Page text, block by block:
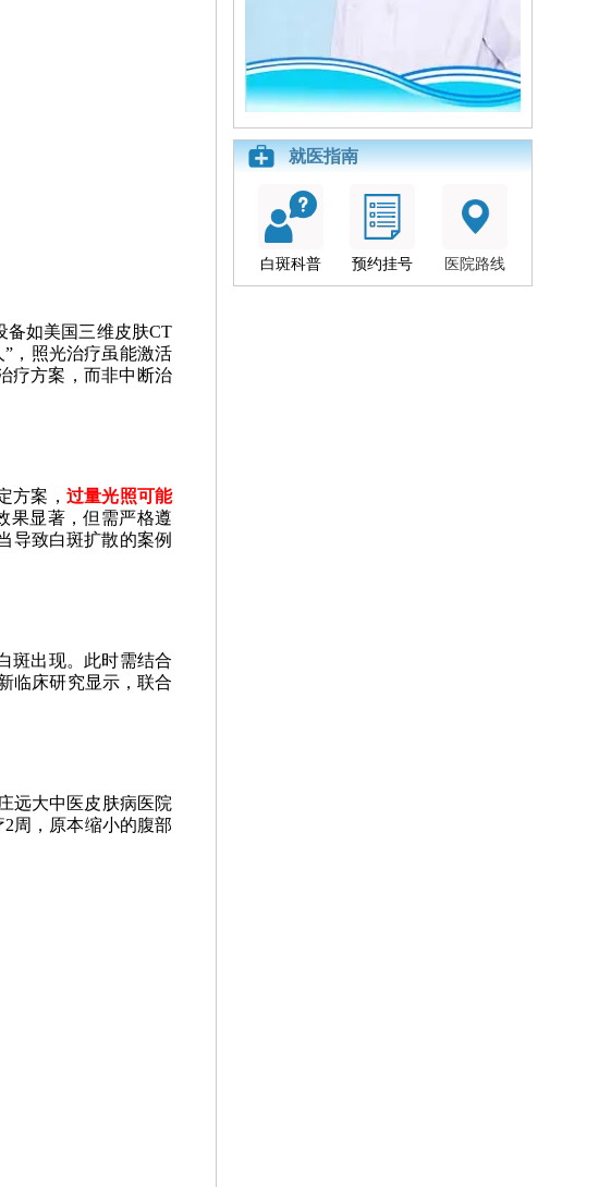
备如美国三维皮肤CT
，照光治疗虽能激活
疗方案，而非中断治
方案， 过量光照可能
果显著，但需严格遵
导致白斑扩散的案例
斑出现。此时需结合
临床研究显示，联合
远大中医皮肤病医院
周，原本缩小的腹部
就医指南
白斑科普 预约挂号 医院路线